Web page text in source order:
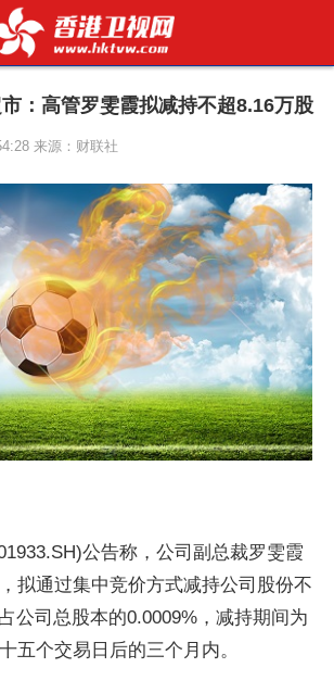
：高管罗雯霞拟减持不超8.16万股
来源：财联社
公告称，公司副总裁罗雯霞
拟通过集中竞价方式减持公司股份不
公司总股本的0.0009%，减持期间为
五个交易日后的三个月内。